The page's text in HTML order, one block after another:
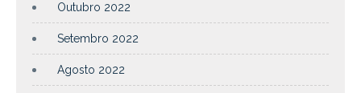
Outubro 2022
Setembro 2022
Agosto 2022